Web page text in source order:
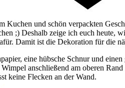
Kuchen und schön verpackten
;) Deshalb zeige ich euch
Damit ist die Dekoration für die
eine hübsche Schnur und
anschließend am oberen
keine Flecken an der Wand.